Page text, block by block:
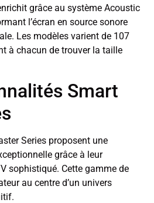
grâce au système Acoustic
l’écran en source sonore
Les modèles varient de 107
à chacun de trouver la taille
Smart
Series proposent une
grâce à leur
sophistiqué. Cette gamme de
au centre d’un univers